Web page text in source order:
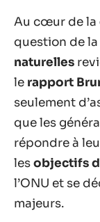
Au cœur de la
question de la
naturelles
le rapport
seulement
que les
répondre à
lesobjectifs
l’ONU et se
majeurs.